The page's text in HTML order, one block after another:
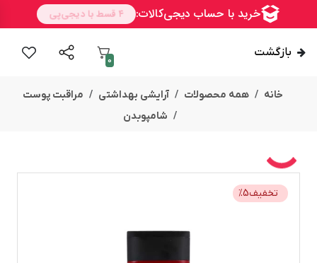
بازگشت
0
خانه همه محصولات آرایشی بهداشتی
مراقبت پوست
شامپوبدن
تخفیف %5